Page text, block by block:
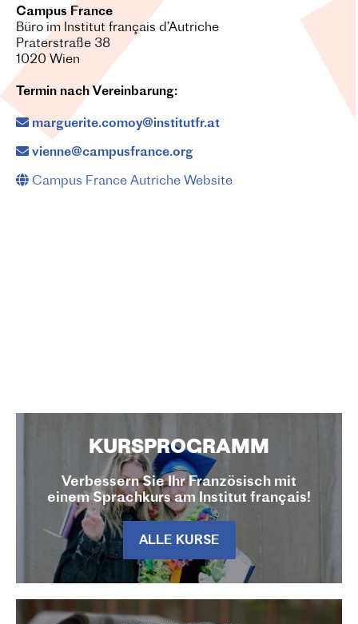
Campus France
Büro im Institut français d’Autriche
Praterstraße 38
1020 Wien
Termin nach Vereinbarung:
marguerite.comoy@institutfr.at
vienne@campusfrance.org
Campus France Autriche Website
KURSPROGRAMM
Verbessern Sie Ihr Französisch mit
einem Sprachkurs am Institut français!
ALLE KURSE